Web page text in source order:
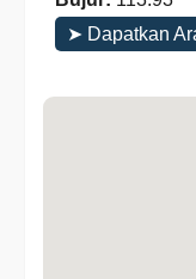
➤ Dapatkan